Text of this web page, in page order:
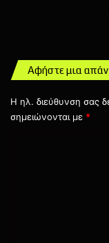
Αφήστε μια
Η ηλ. διεύθυνση σας
σημειώνονται με *